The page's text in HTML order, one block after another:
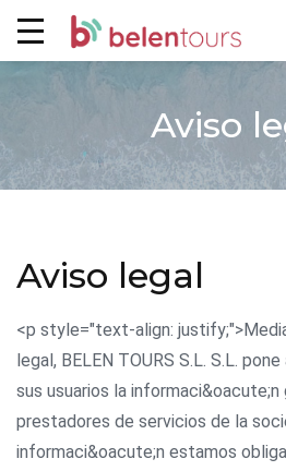
Aviso
Aviso legal
<p style="text-align:
legal, BELEN TOURS S.L. S.L.
sus usuarios la informaci&oacute;n
prestadores de servicios de la
informaci&oacute;n estamos